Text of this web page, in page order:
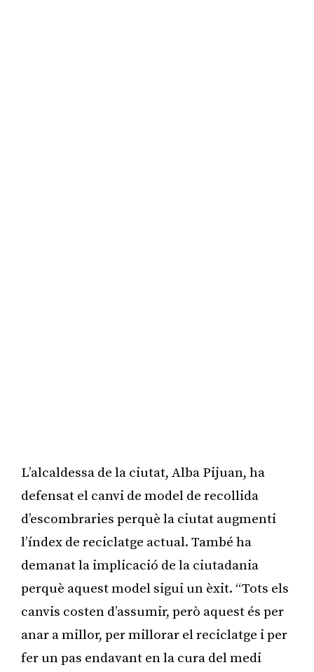
L’alcaldessa de la ciutat, Alba Pijuan, ha
defensat el canvi de model de recollida
d’escombraries perquè la ciutat augmenti
l’índex de reciclatge actual. També ha
demanat la implicació de la ciutadania
perquè aquest model sigui un èxit. “Tots els
canvis costen d’assumir, però aquest és per
anar a millor, per millorar el reciclatge i per
fer un pas endavant en la cura del medi